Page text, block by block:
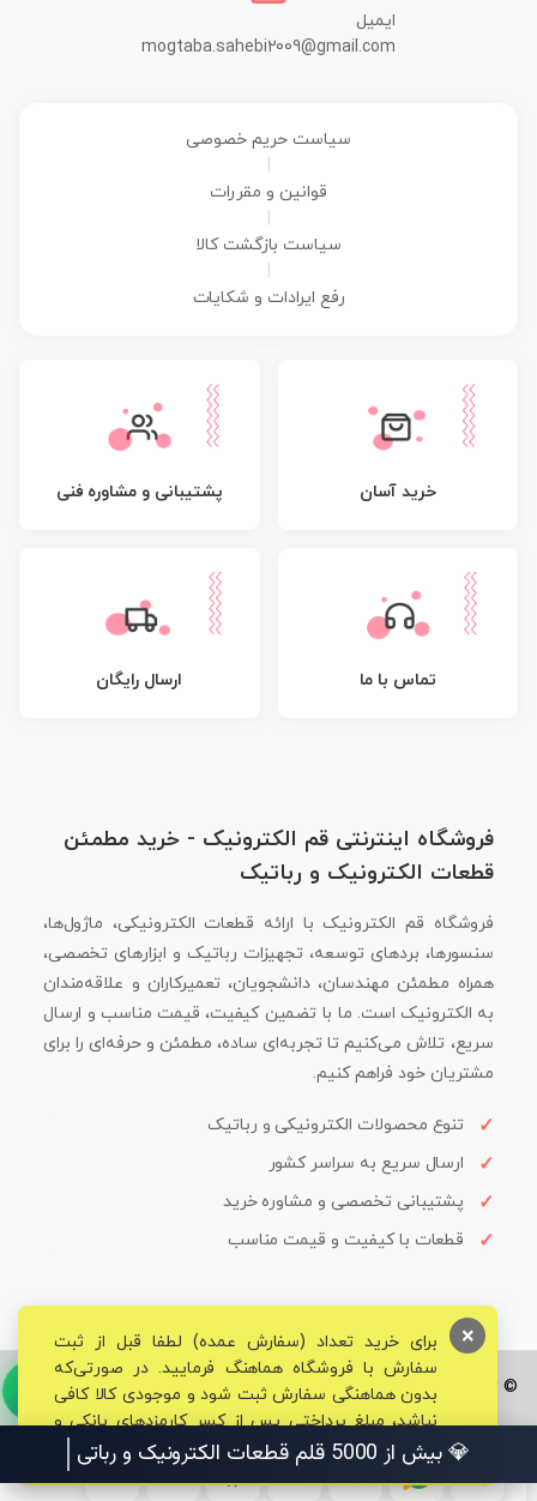
ایمیل
mogtaba.sahebi2009@gmail.com
سیاست حریم خصوصی
قوانین و مقررات
سیاست بازگشت کالا
رفع ایرادات و شکایات
خرید آسان پشتیبانی و مشاوره فنی
تماس با ما ارسال رایگان
فروشگاه اینترنتی قم الکترونیک - خرید مطمئن
قطعات الکترونیک و رباتیک
فروشگاه قم الکترونیک با ارائه قطعات الکترونیکی، ماژول‌ها،
سنسورها، بردهای توسعه، تجهیزات رباتیک و ابزارهای تخصصی،
همراه مطمئن مهندسان، دانشجویان، تعمیرکاران و علاقه‌مندان
به الکترونیک است. ما با تضمین کیفیت، قیمت مناسب و ارسال
سریع، تلاش می‌کنیم تا تجربه‌ای ساده، مطمئن و حرفه‌ای را برای
مشتریان خود فراهم کنیم.
تنوع محصولات الکترونیکی و رباتیک
ارسال سریع به سراسر کشور
پشتیبانی تخصصی و مشاوره خرید
قطعات با کیفیت و قیمت مناسب
© تمامی حقوق برای فروشگاه تخصصی قم الکترونیک محفوظ می‌باشد.
برای خرید تعداد (سفارش عمده) لطفا قبل از ثبت
سفارش با فروشگاه هماهنگ فرمایید. در صورتی‌که
بدون هماهنگی سفارش ثبت شود و موجودی کالا کافی
نباشد، مبلغ پرداختی پس از کسر کارمزدهای بانکی و
مالیاتی به حساب شما بازگشت داده خواهد شد.
×
💎 بیش از 5000 قلم قطعات الکترونیک و رباتیک